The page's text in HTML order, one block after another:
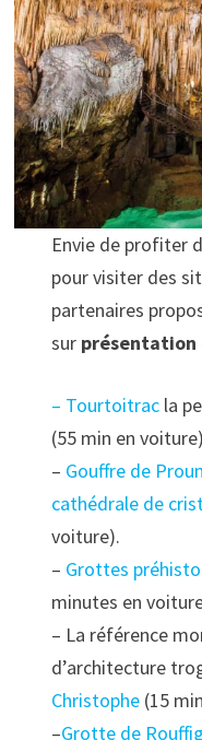
Envie de profiter
pour visiter des
partenaires
sur présentation
– Tourtoitracla
(55 min en
– Gouffre de
cathédrale de
voiture).
– Grottes
minutes en
– La référence
d’architecture
Christophe(15
–Grotte de